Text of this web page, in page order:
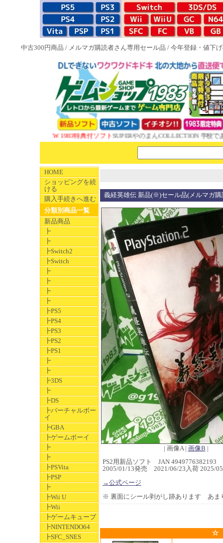
中古300円商品 / メルマガ購読者さん専用セール品 / 今年登録・値下
NEW 1983特典付ソフトSUPERやのまんCOLLECTION 学校であっ
HOME
ショッピングを続
ける
購入手続きへ進む
分類別商品一覧
新品商品
┣
┣
┣Switch2
┣Switch
┣
┣
┣
┣
┣PS5
┣PS4
┣PS3
┣PS2
┣PS1
┣
┣
┣3DS
┣
┣DS
┣バーチャルボー
イ
┣GBA
┣ゲームボーイ
┣
┣
┣PSVita
┣PSP
┣
┣Wii U
┣Wii
┣ゲームキューブ
┣NINTENDO64
┣SFC_SNES
義経英雄伝 新品(※)セール品(メルマガ購
| 画像A | 画像B |
PS2用新品ソフト JAN 4949776382193
2005/01/13発売 2021/06/23入荷 2025/
→公式ページ
※ 裏面にシール剥がし跡あります あま
☆